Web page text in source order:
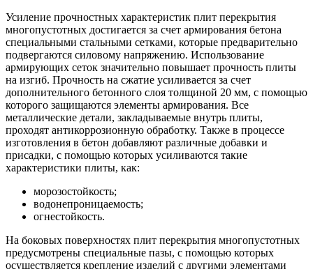
Усиление прочностных характеристик плит перекрытия
многопустотных достигается за счет армирования бетона
специальными стальными сетками, которые предварительно
подвергаются силовому напряжению. Использование
армирующих сеток значительно повышает прочность плиты
на изгиб. Прочность на сжатие усиливается за счет
дополнительного бетонного слоя толщиной 20 мм, с помощью
которого защищаются элементы армирования. Все
металлические детали, закладываемые внутрь плиты,
проходят антикоррозионную обработку. Также в процессе
изготовления в бетон добавляют различные добавки и
присадки, с помощью которых усиливаются такие
характеристики плиты, как:
морозостойкость;
водонепроницаемость;
огнестойкость.
На боковых поверхностях плит перекрытия многопустотных
предусмотрены специальные пазы, с помощью которых
осуществляется крепление изделий с другими элементами